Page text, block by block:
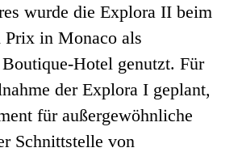
wurde die Explora II beim
Prix in Monaco als
Hotel genutzt. Für
der Explora I geplant,
für außergewöhnliche
Schnittstelle von